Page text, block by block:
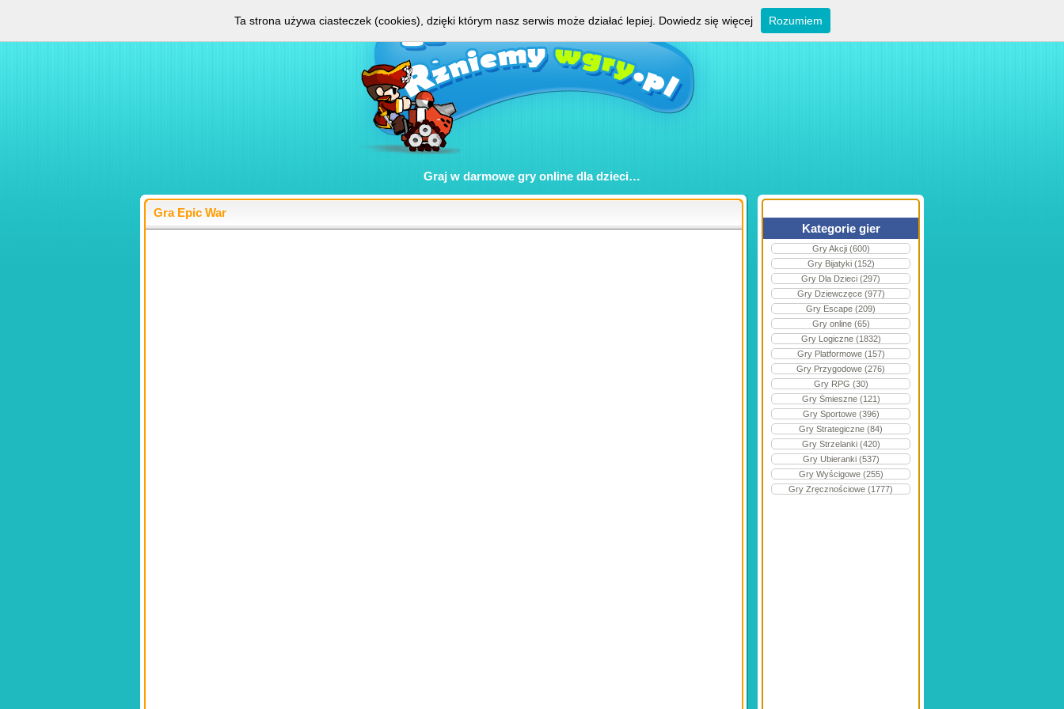
Graj w darmowe gry online dla dzieci…
Gra Epic War
Kategorie gier
Gry Akcji (600)
Gry Bijatyki (152)
Gry Dla Dzieci (297)
Gry Dziewczęce (977)
Gry Escape (209)
Gry online (65)
Gry Logiczne (1832)
Gry Platformowe (157)
Gry Przygodowe (276)
Gry RPG (30)
Gry Śmieszne (121)
Gry Sportowe (396)
Gry Strategiczne (84)
Gry Strzelanki (420)
Gry Ubieranki (537)
Gry Wyścigowe (255)
Gry Zręcznościowe (1777)
Ta strona używa ciasteczek (cookies), dzięki którym nasz serwis może działać lepiej. Dowiedz się więcej Rozumiem